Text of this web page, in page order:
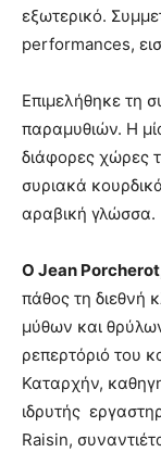
εξωτερικό.
performances,
Επιμελήθηκε τη
παραμυθιών. Η
διάφορες χώρες
συριακά
αραβική γλώσσα.
Ο Jean Porcherot
πάθος τη διεθνή
μύθων και
ρεπερτόριό του
Καταρχήν,
ιδρυτής
Raisin,